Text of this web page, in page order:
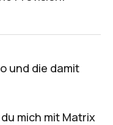
und die damit
mich mit Matrix